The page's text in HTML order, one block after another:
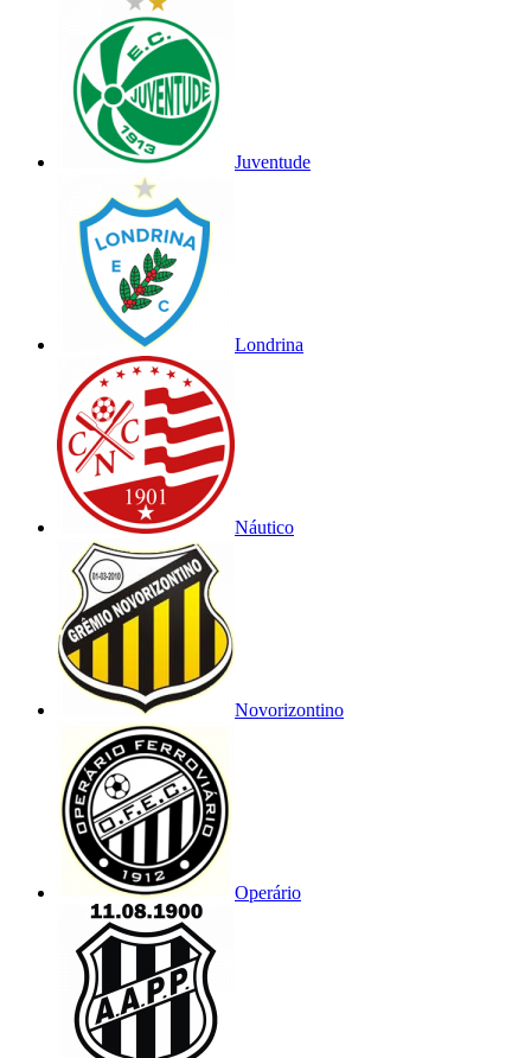
Juventude
Londrina
Náutico
Novorizontino
Operário